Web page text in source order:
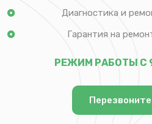
Диагностика и
Гарантия на
РЕЖИМ РАБОТЫ С